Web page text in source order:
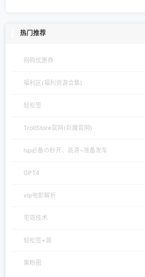
热门推荐
网购优惠券
福利区(福利资源合集)
轻松签
TrollStore官网(巨魔官网)
lsp必备の秒开、高清~准备发车
GPT4
vip电影解析
宅哥技术
轻松签+源
果粉圈